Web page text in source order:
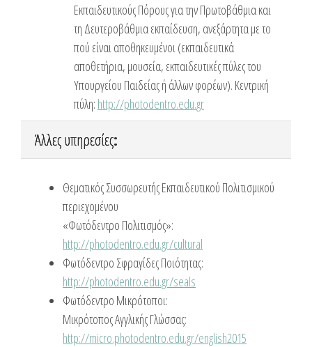
Εκπαιδευτικούς Πόρους για την Πρωτοβάθμια και
τη Δευτεροβάθμια εκπαίδευση, ανεξάρτητα με το
πού είναι αποθηκευμένοι (εκπαιδευτικά
αποθετήρια, μουσεία, εκπαιδευτικές πύλες του
Υπουργείου Παιδείας ή άλλων φορέων). Κεντρική
πύλη: http://photodentro.edu.gr
Άλλες υπηρεσίες:
Θεματικός Συσσωρευτής Εκπαιδευτικού Πολιτισμικού
περιεχομένου
«Φωτόδεντρο Πολιτισμός»:
http://photodentro.edu.gr/cultural
Φωτόδεντρο Σφραγίδες Ποιότητας:
http://photodentro.edu.gr/seals
Φωτόδεντρο Μικρότοποι:
Μικρότοπος Αγγλικής Γλώσσας:
http://micro.photodentro.edu.gr/english2015